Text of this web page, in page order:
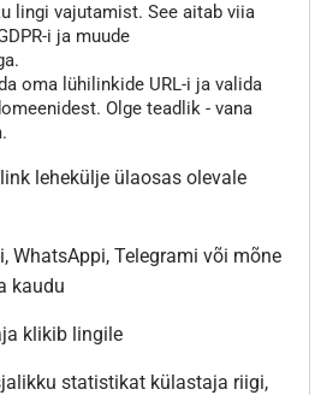
lingi vajutamist. See aitab viia
i ja muude
oma lühilinkide URL-i ja valida
Olge teadlik - vana
lehekülje ülaosas olevale
WhatsAppi, Telegrami või mõne
kaudu
klikib lingile
statistikat külastaja riigi,